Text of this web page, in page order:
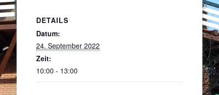
DETAILS
Datum:
24. September 2022
Zeit:
10:00 - 13:00